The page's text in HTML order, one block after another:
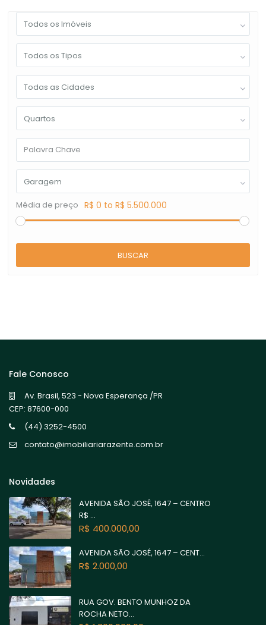
Todos os Imóveis
Todos os Tipos
Todas as Cidades
Quartos
Garagem
Média de preço R$ 0 to R$ 5.500.000
BUSCAR
Fale Conosco
Av. Brasil, 523 - Nova Esperança /PR
CEP: 87600-000
(44) 3252-4500
contato@imobiliariarazente.com.br
Novidades
AVENIDA SÃO JOSÉ, 1647 – CENTRO
R$ ...
R$ 400.000,00
AVENIDA SÃO JOSÉ, 1647 – CENT...
R$ 2.000,00
RUA GOV. BENTO MUNHOZ DA
ROCHA NETO...